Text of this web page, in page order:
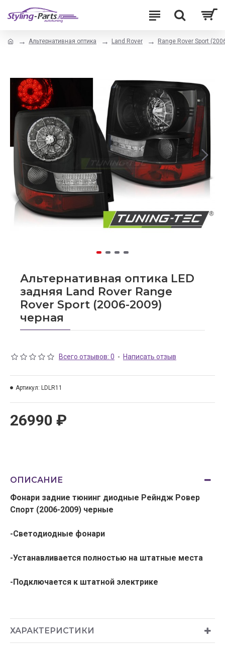
Альтернативная оптика Land Rover Range Rover Sport
Альтернативная оптика LED
задняя Land Rover Range
Rover Sport (2006-2009)
черная
Всего отзывов: 0 - Написать отзыв
26990 ₽
Артикул: LDLR11
ОПИСАНИЕ
Фонари задние тюнинг диодные Рейндж Ровер
Спорт (2006-2009) черные
-Светодиодные фонари
-Устанавливается полностью на штатные места
-Подключается к штатной электрике
ХАРАКТЕРИСТИКИ